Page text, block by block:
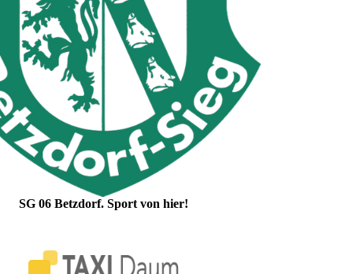
SG 06 Betzdorf. Sport von hier!